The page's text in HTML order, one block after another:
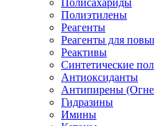
Полисахариды
Полиэтилены
Реагенты
Реагенты для
Реактивы
Синтетические
Антиоксиданты
Антипирены
Гидразины
Имины